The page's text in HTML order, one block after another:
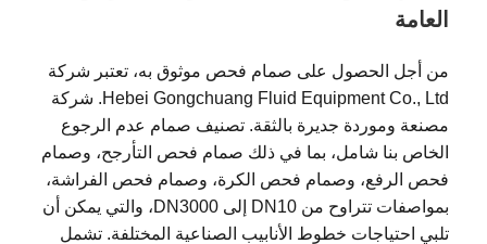
العامة
من أجل الحصول على صمام فحص موثوق به، تعتبر شركة
Hebei Gongchuang Fluid Equipment Co., Ltd. شركة
مصنعة وموردة جديرة بالثقة. تصنيف صمام عدم الرجوع
الخاص بنا شامل، بما في ذلك صمام فحص التأرجح، وصمام
فحص الرفع، وصمام فحص الكرة، وصمام فحص الفراشة،
بمواصفات تتراوح من DN10 إلى DN3000، والتي يمكن أن
تلبي احتياجات خطوط الأنابيب الصناعية المختلفة. تشمل